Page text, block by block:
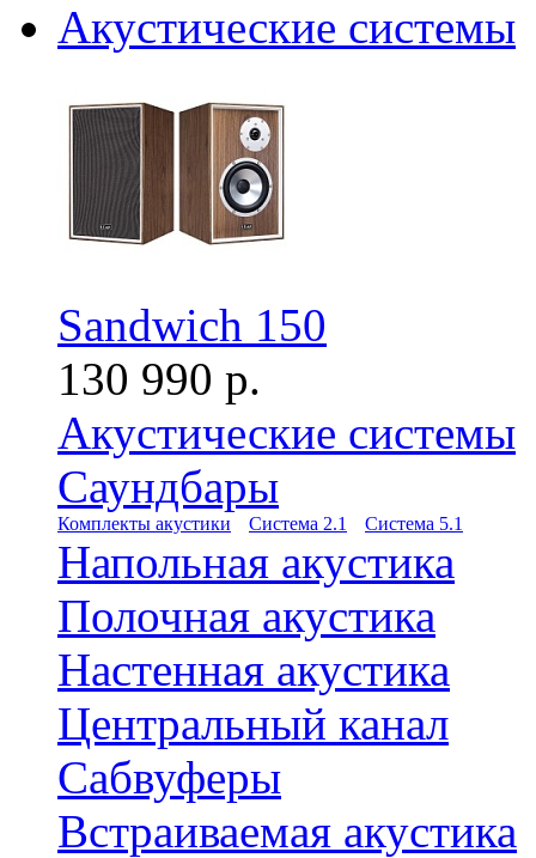
Акустические системы
Sandwich 150
130 990 р.
Акустические системы
Саундбары
Комплекты акустики Система 2.1 Система 5.1
Напольная акустика
Полочная акустика
Настенная акустика
Центральный канал
Сабвуферы
Встраиваемая акустика